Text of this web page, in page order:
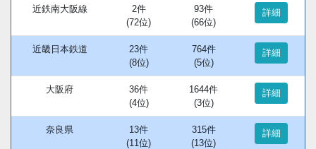
近鉄南大阪線
2件
(72位)
93件
(66位)
詳細
近畿日本鉄道
23件
(8位)
764件
(5位)
詳細
大阪府
36件
(4位)
1644件
(3位)
詳細
奈良県
13件
(11位)
315件
(13位)
詳細